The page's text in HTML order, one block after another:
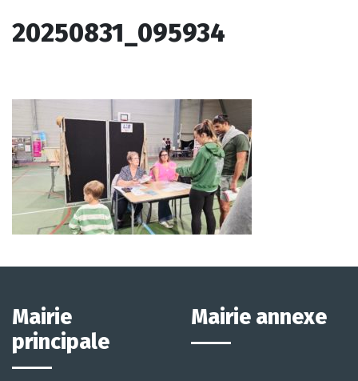
20250831_095934
Mairie
principale
Mairie annexe